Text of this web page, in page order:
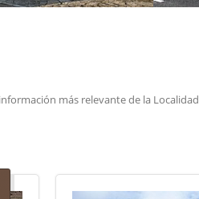
más relevante de la